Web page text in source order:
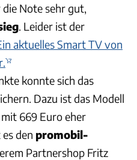
Note sehr gut,
. Leider ist der
aktuelles Smart TV von
konnte sich das
Dazu ist das Modell
669 Euro eher
den promobil-
Partnershop Fritz